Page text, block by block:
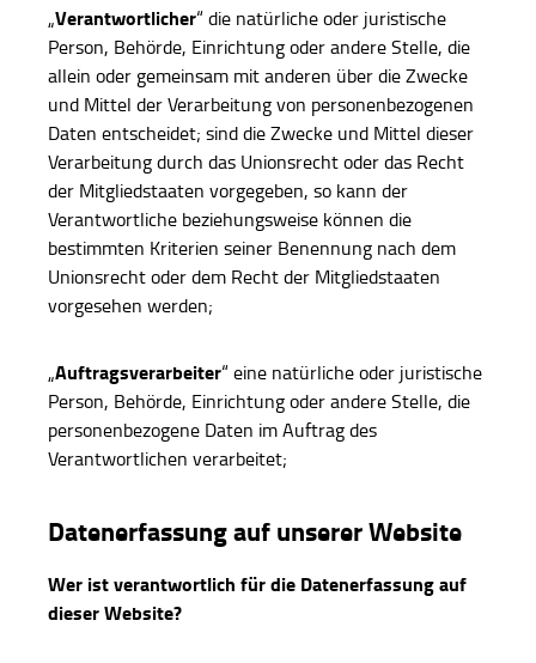
„Verantwortlicher“ die natürliche oder juristische
Person, Behörde, Einrichtung oder andere Stelle, die
allein oder gemeinsam mit anderen über die Zwecke
und Mittel der Verarbeitung von personenbezogenen
Daten entscheidet; sind die Zwecke und Mittel dieser
Verarbeitung durch das Unionsrecht oder das Recht
der Mitgliedstaaten vorgegeben, so kann der
Verantwortliche beziehungsweise können die
bestimmten Kriterien seiner Benennung nach dem
Unionsrecht oder dem Recht der Mitgliedstaaten
vorgesehen werden;
„Auftragsverarbeiter“ eine natürliche oder juristische
Person, Behörde, Einrichtung oder andere Stelle, die
personenbezogene Daten im Auftrag des
Verantwortlichen verarbeitet;
Datenerfassung auf unserer Website
Wer ist verantwortlich für die Datenerfassung auf
dieser Website?